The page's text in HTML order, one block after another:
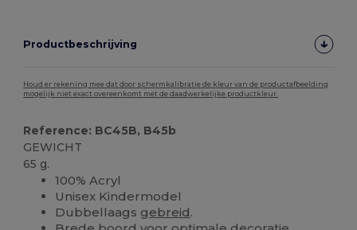
Productbeschrijving
Houd er rekening mee dat door schermkalibratie de kleur van de productafbeelding
mogelijk niet exact overeenkomt met de daadwerkelijke productkleur.
Reference: BC45B, B45b
GEWICHT
65 g.
100% Acryl
Unisex Kindermodel
Dubbellaags gebreid.